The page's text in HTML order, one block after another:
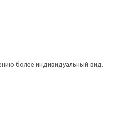
более индивидуальный вид.